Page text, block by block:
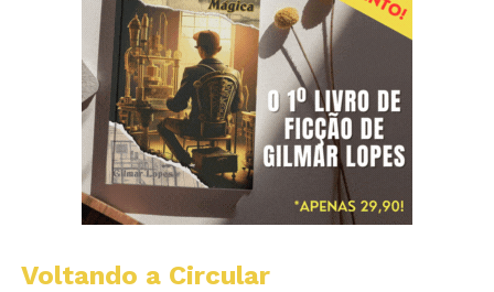
Voltando a Circular